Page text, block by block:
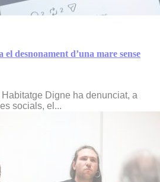
desnonament d’una mare sense
Digne ha denunciat, a
socials, el...